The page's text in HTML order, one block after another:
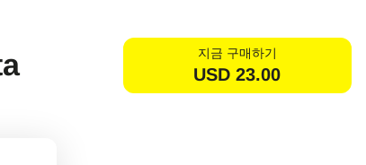
지금 구매하기
USD 23.00